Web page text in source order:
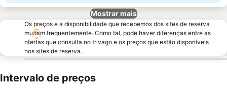
Mostrar mais
Os preços e a disponibilidade que recebemos dos sites de reserva
mudam frequentemente. Como tal, pode haver diferenças entre as
ofertas que consulta no trivago e os preços que estão disponíveis
nos sites de reserva.
Intervalo de preços